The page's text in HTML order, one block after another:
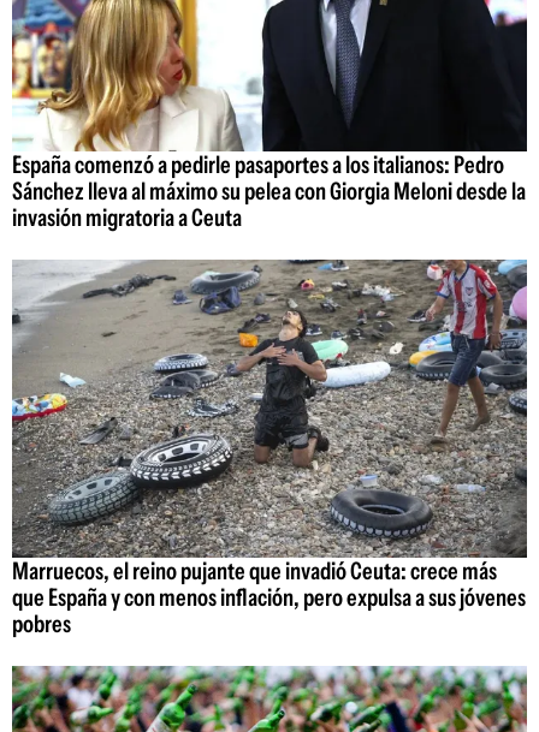
España comenzó a pedirle pasaportes a los italianos: Pedro
Sánchez lleva al máximo su pelea con Giorgia Meloni desde la
invasión migratoria a Ceuta
Marruecos, el reino pujante que invadió Ceuta: crece más
que España y con menos inflación, pero expulsa a sus jóvenes
pobres